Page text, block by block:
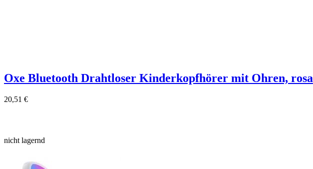
Oxe Bluetooth Drahtloser Kinderkopfhörer mit Ohren, rosa
20,51 €
nicht lagernd